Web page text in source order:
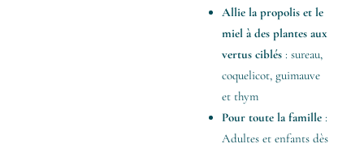
Allie la propolis et le
miel à des plantes aux
vertus ciblés : sureau,
coquelicot, guimauve
et thym
Pour toute la famille :
Adultes et enfants dès